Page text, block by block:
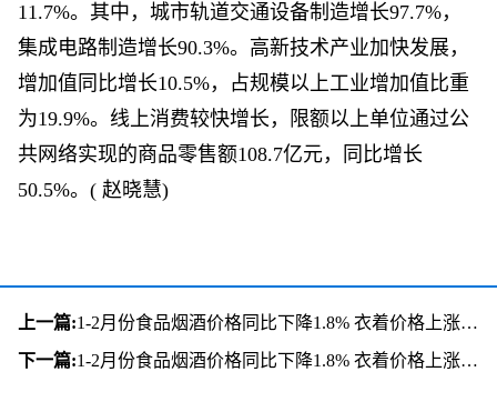
11.7%。其中，城市轨道交通设备制造增长97.7%，
集成电路制造增长90.3%。高新技术产业加快发展，
增加值同比增长10.5%，占规模以上工业增加值比重
为19.9%。线上消费较快增长，限额以上单位通过公
共网络实现的商品零售额108.7亿元，同比增长
50.5%。( 赵晓慧)
上一篇:
1-2月份食品烟酒价格同比下降1.8% 衣着价格上涨0.5%
下一篇:
1-2月份食品烟酒价格同比下降1.8% 衣着价格上涨0.5%